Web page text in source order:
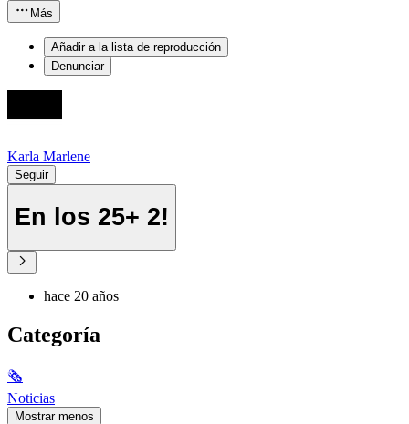
Más
Añadir a la lista de reproducción
Denunciar
Karla Marlene
Seguir
En los 25+ 2!
hace 20 años
Categoría
🗞
Noticias
Mostrar menos